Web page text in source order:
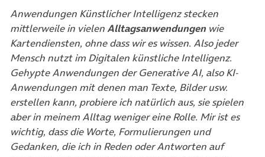
Anwendungen Künstlicher Intelligenz stecken
mittlerweile in vielenAlltagsanwendungenwie
Kartendiensten, ohne dass wir es wissen. Also jeder
Mensch nutzt im Digitalen künstliche Intelligenz.
Gehypte Anwendungen der Generative AI, also KI-
Anwendungen mit denen man Texte, Bilder usw.
erstellen kann, probiere ich natürlich aus, sie spielen
aber in meinem Alltag weniger eine Rolle. Mir ist es
wichtig, dass die Worte, Formulierungen und
Gedanken, die ich in Reden oder Antworten auf